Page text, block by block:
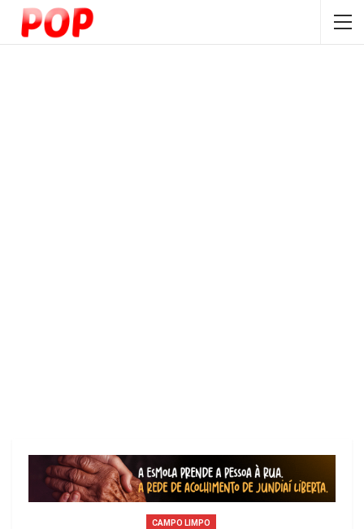
CAMPO LIMPO